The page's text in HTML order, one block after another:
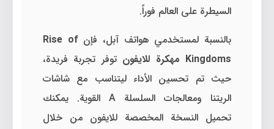
السيطرة على العالم فوراً.
بالنسبة لمستخدمي هواتف آبل، فإنRise of
Kingdoms مهكرة للايفون
توفر تجربة فريدة،
حيث تم تحسين الأداء ليتناسب مع شاشات
الريتنا ومعالجات السلسلة A القوية. يمكنك
تحميل النسخة المخصصة للايفون من خلال